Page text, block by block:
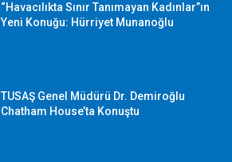
“Havacılıkta Sınır Tanımayan Kadınlar”ın
Yeni Konuğu: Hürriyet Munanoğlu
TUSAŞ Genel Müdürü Dr. Demiroğlu
Chatham House’ta Konuştu